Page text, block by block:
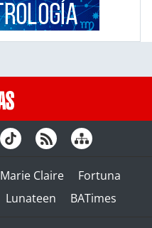
Marie Claire
Fortuna
Lunateen BATimes